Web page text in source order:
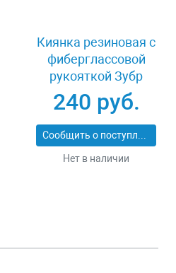
Киянка резиновая с
фиберглассовой
рукояткой Зубр
ЭКСПЕРТ 2053-
60_z01
240 руб.
Сообщить о поступлении
Нет в наличии